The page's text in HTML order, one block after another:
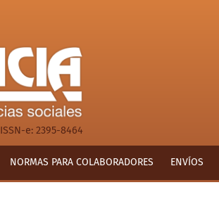
ISSN-e: 2395-8464
NORMAS PARA COLABORADORES ENVÍOS